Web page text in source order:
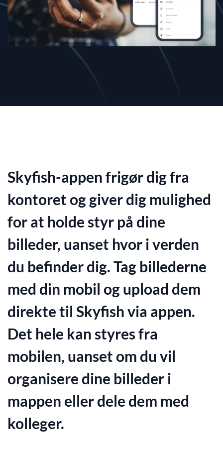
Skyfish-appen frigør dig fra
kontoret og giver dig mulighed
for at holde styr på dine
billeder, uanset hvor i verden
du befinder dig. Tag billederne
med din mobil og upload dem
direkte til Skyfish via appen.
Det hele kan styres fra
mobilen, uanset om du vil
organisere dine billeder i
mappen eller dele dem med
kolleger.